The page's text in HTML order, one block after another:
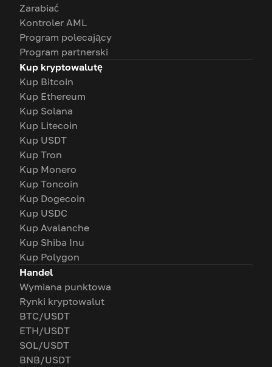
Zarabiać
Kontroler AML
Program polecający
Program partnerski
Kup kryptowalutę
Kup Bitcoin
Kup Ethereum
Kup Solana
Kup Litecoin
Kup USDT
Kup Tron
Kup Monero
Kup Toncoin
Kup Dogecoin
Kup USDC
Kup Avalanche
Kup Shiba Inu
Kup Polygon
Handel
Wymiana punktowa
Rynki kryptowalut
BTC/USDT
ETH/USDT
SOL/USDT
BNB/USDT